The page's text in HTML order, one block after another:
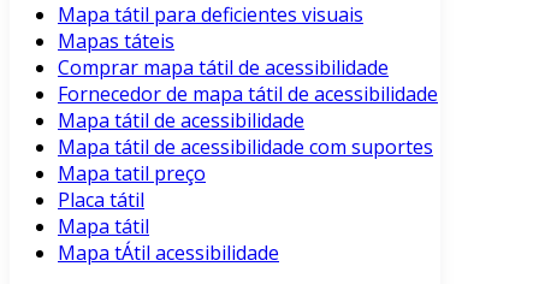
Mapa tátil para deficientes visuais
Mapas táteis
Comprar mapa tátil de acessibilidade
Fornecedor de mapa tátil de acessibilidade
Mapa tátil de acessibilidade
Mapa tátil de acessibilidade com suportes
Mapa tatil preço
Placa tátil
Mapa tátil
Mapa tÁtil acessibilidade